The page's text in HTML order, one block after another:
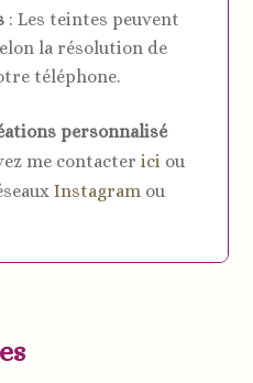
: Les teintes peuvent
la résolution de
téléphone.
personnalisé
me contacterici ou
Instagram ou